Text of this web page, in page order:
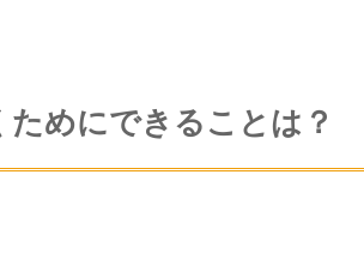
ためにできることは？